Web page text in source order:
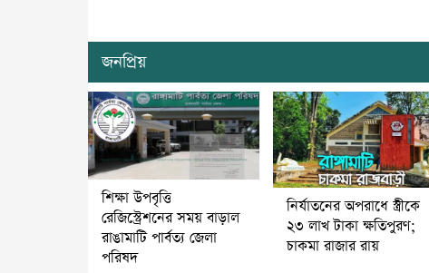
জনপ্রিয়
শিক্ষা উপবৃত্তি
রেজিস্ট্রেশনের সময় বাড়াল
রাঙামাটি পার্বত্য জেলা
পরিষদ
নির্যাতনের অপরাধে স্ত্রীকে
২৩ লাখ টাকা ক্ষতিপুরণ;
চাকমা রাজার রায়